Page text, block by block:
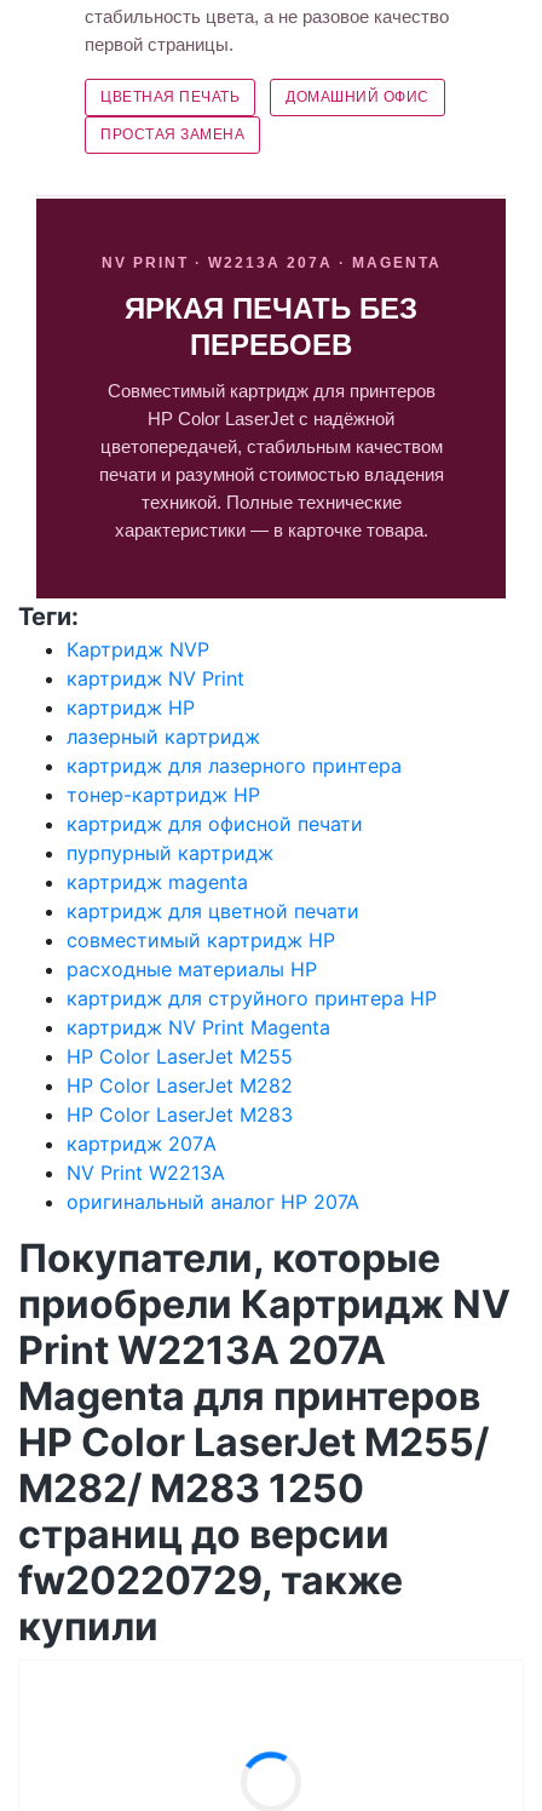
стабильность цвета, а не разовое качество
первой страницы.
ЦВЕТНАЯ ПЕЧАТЬ ДОМАШНИЙ ОФИС
ПРОСТАЯ ЗАМЕНА
NV PRINT · W2213A 207A · MAGENTA
ЯРКАЯ ПЕЧАТЬ БЕЗ
ПЕРЕБОЕВ
Совместимый картридж для принтеров
HP Color LaserJet с надёжной
цветопередачей, стабильным качеством
печати и разумной стоимостью владения
техникой. Полные технические
характеристики — в карточке товара.
Теги:
Картридж NVP
картридж NV Print
картридж HP
лазерный картридж
картридж для лазерного принтера
тонер-картридж HP
картридж для офисной печати
пурпурный картридж
картридж magenta
картридж для цветной печати
совместимый картридж HP
расходные материалы HP
картридж для струйного принтера HP
картридж NV Print Magenta
HP Color LaserJet M255
HP Color LaserJet M282
HP Color LaserJet M283
картридж 207A
NV Print W2213A
оригинальный аналог HP 207A
Покупатели, которые
приобрели Картридж NV
Print W2213A 207A
Magenta для принтеров
HP Color LaserJet M255/
M282/ M283 1250
страниц до версии
fw20220729, также
купили